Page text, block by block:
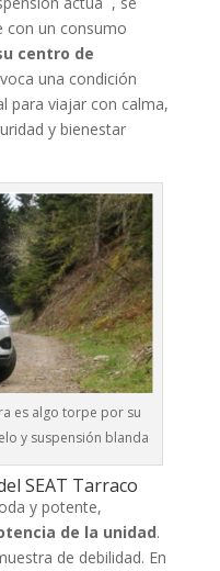
con un consumo
centro de
una condición
para viajar con calma,
y bienestar
es algo torpe por su
y suspensión blanda
SEAT Tarraco
y potente,
de la unidad.
de debilidad. En